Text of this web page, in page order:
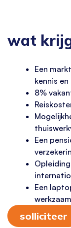
wat
Een
kennis
8%
Een
Een
solliciteer